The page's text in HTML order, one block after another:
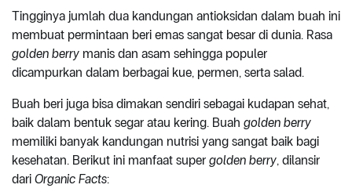
Tingginya jumlah dua kandungan antioksidan dalam buah ini
membuat permintaan beri emas sangat besar di dunia. Rasa
golden berry manis dan asam sehingga populer
dicampurkan dalam berbagai kue, permen, serta salad.
Buah beri juga bisa dimakan sendiri sebagai kudapan sehat,
baik dalam bentuk segar atau kering. Buah golden berry
memiliki banyak kandungan nutrisi yang sangat baik bagi
kesehatan. Berikut ini manfaat super golden berry, dilansir
dari Organic Facts: